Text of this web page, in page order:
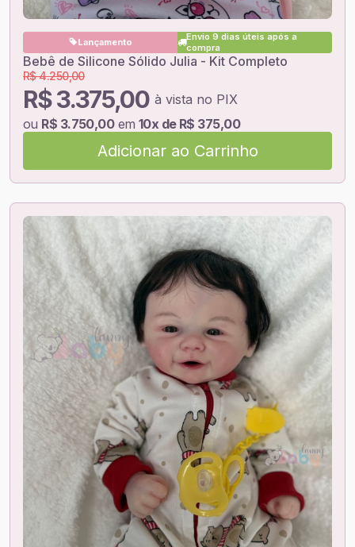
Lançamento
Envio 9 dias úteis após a
compra
Bebê de Silicone Sólido Julia - Kit Completo
R$ 3.375,00 à vista no PIX
R$ 4.250,00
ou R$ 3.750,00em 10x de R$ 375,00
Adicionar ao Carrinho